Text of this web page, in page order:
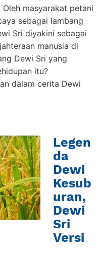
masyarakat petani
sebagai lambang
Sri diyakini sebagai
manusia di
Dewi Sri yang
itu?
dalam cerita Dewi
Legen
da
Dewi
Kesub
uran,
Dewi
Sri
Versi